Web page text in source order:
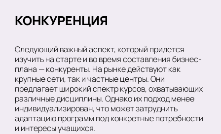
КОНКУРЕНЦИЯ
Следующий важный аспект, который придется
изучить на старте и во время составления бизнес-
плана — конкуренты. На рынке действуют как
крупные сети, так и частные центры. Они
предлагает широкий спектр курсов, охватывающих
различные дисциплины. Однако их подход менее
индивидуализирован, что может затруднить
адаптацию программ под конкретные потребности
и интересы учащихся.